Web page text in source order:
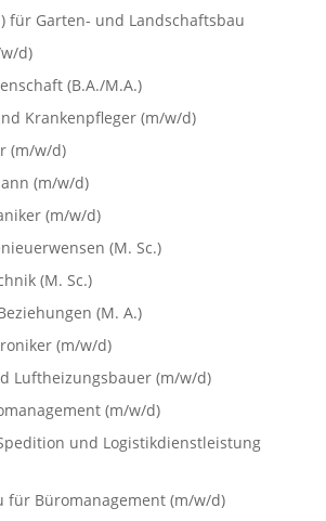
für Garten- und Landschaftsbau
d)
(B.A./M.A.)
Krankenpfleger (m/w/d)
(m/w/d)
(m/w/d)
(m/w/d)
(M. Sc.)
(M. Sc.)
(M. A.)
(m/w/d)
Luftheizungsbauer (m/w/d)
(m/w/d)
und Logistikdienstleistung
für Büromanagement (m/w/d)